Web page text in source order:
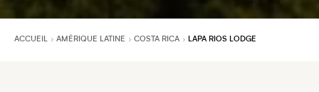
ACCUEIL AMÉRIQUE LATINE COSTA RICA LAPA RIOS LODGE